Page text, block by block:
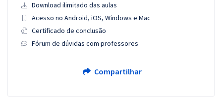
Download ilimitado das aulas
Acesso no Android, iOS, Windows e Mac
Certificado de conclusão
Fórum de dúvidas com professores
Compartilhar